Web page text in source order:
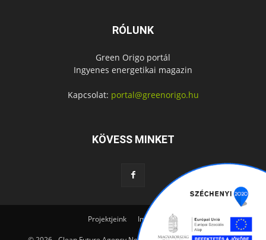
RÓLUNK
Green Origo portál
Ingyenes energetikai magazin
Kapcsolat: portal@greenorigo.hu
KÖVESS MINKET
Projektjeink Impresszum